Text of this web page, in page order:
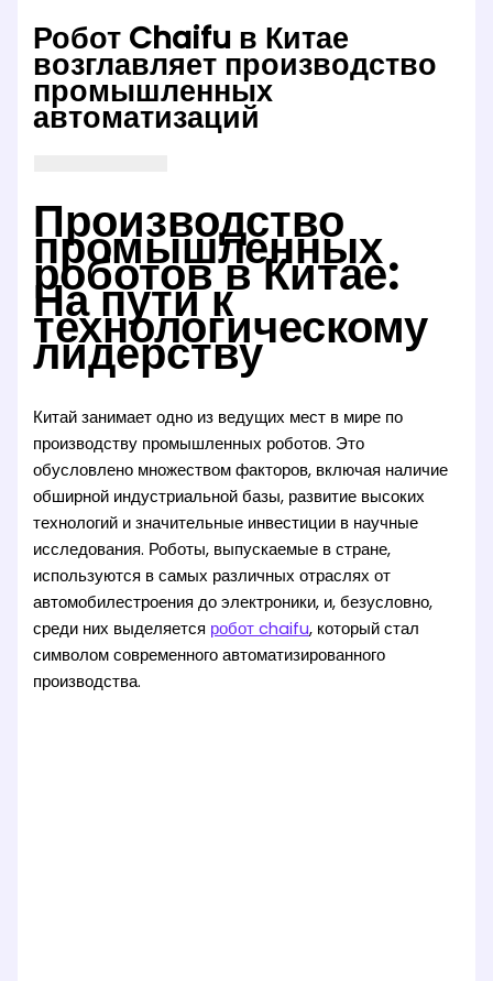
Робот Chaifu в Китае
возглавляет производство
промышленных
автоматизаций
Производство
промышленных
роботов в Китае:
На пути к
технологическому
лидерству
Китай занимает одно из ведущих мест в мире по
производству промышленных роботов. Это
обусловлено множеством факторов, включая наличие
обширной индустриальной базы, развитие высоких
технологий и значительные инвестиции в научные
исследования. Роботы, выпускаемые в стране,
используются в самых различных отраслях от
автомобилестроения до электроники, и, безусловно,
среди них выделяется робот chaifu, который стал
символом современного автоматизированного
производства.